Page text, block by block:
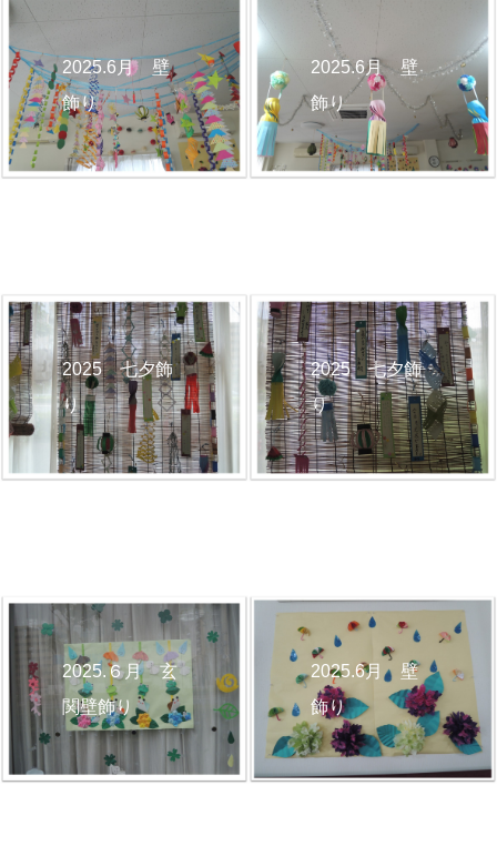
2025.6月 壁
飾り
2025.6月 壁
飾り
2025 七夕飾
り
2025 七夕飾
り
2025.６月 玄
関壁飾り
2025.6月 壁
飾り